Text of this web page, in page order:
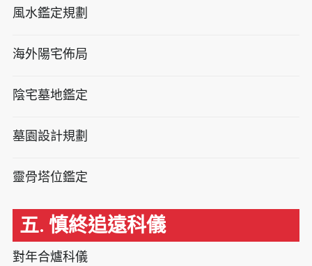
風水鑑定規劃
海外陽宅佈局
陰宅墓地鑑定
墓園設計規劃
靈骨塔位鑑定
五. 慎終追遠科儀
對年合爐科儀